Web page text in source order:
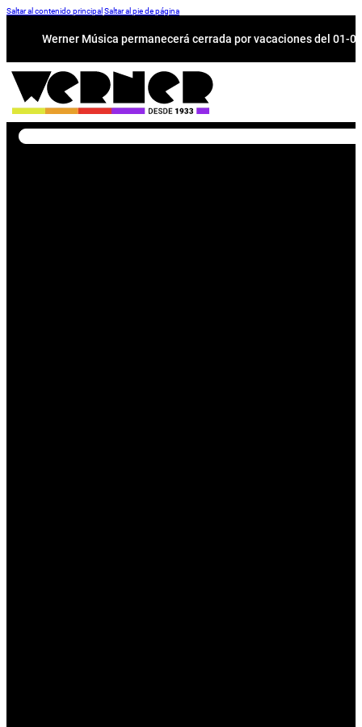
Saltar al contenido principal Saltar al pie de página
Werner Música permanecerá cerrada por vacaciones del 01-
Buscar